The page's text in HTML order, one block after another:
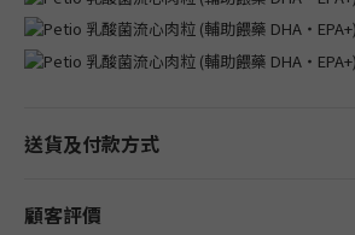
送貨及付款方式
顧客評價